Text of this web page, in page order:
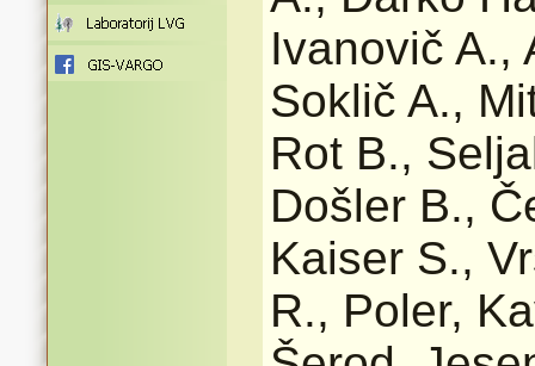
Ivanovič A.,
Soklič A.,
Rot B.,
Došler B.,
Kaiser S.,
R., Poler,